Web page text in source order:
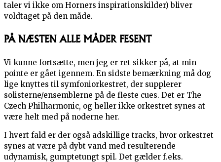
taler vi ikke om Horners inspirationskilder) bliver
voldtaget på den måde.
PÅ NÆSTEN ALLE MÅDER FESENT
Vi kunne fortsætte, men jeg er ret sikker på, at min
pointe er gået igennem. En sidste bemærkning må dog
lige knyttes til symfoniorkestret, der supplerer
solisterne/ensemblerne på de fleste cues. Det er The
Czech Philharmonic, og heller ikke orkestret synes at
være helt med på noderne her.
I hvert fald er der også adskillige tracks, hvor orkestret
synes at være på dybt vand med resulterende
udynamisk, gumptetungt spil. Det gælder f.eks.